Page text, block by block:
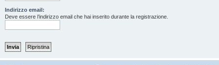
Indirizzo email:
Deve essere l’indirizzo email che hai inserito durante la registrazione.